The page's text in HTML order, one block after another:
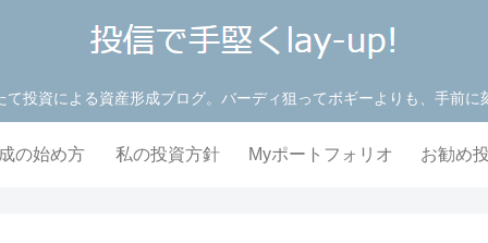
投資による資産形成ブログ。バーディ狙ってボギーよりも、手前
の始め方 私の投資方針 Myポートフォリオ お勧め